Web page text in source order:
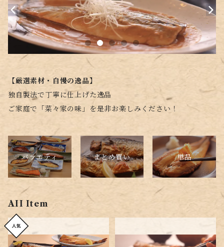
【厳選素材・自慢の逸品】
独自製法で丁寧に仕上げた逸品
ご家庭で「菜々家の味」を是非お楽しみください！
バラエティ まとめ買い 単品
AII Item